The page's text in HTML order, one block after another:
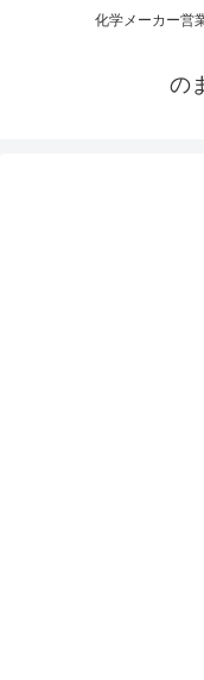
化学メーカー営
の